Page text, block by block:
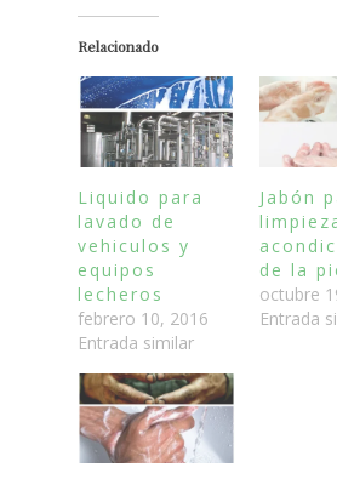
Relacionado
Liquido para
lavado de
vehiculos y
equipos
lecheros
febrero 10, 2016
Entrada similar
Jabón
de la
octubre
Entrada